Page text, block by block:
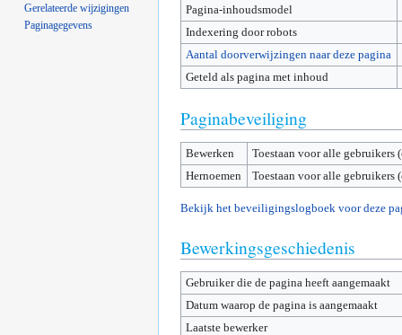
Pagina-inhoudsmodel
Indexering door robots
Aantal doorverwijzingen naar deze pagina
Geteld als pagina met inhoud
Paginabeveiliging
Bewerken
Toestaan voor alle gebruikers
Hernoemen
Toestaan voor alle gebruikers
Bekijk het beveiligingslogboek voor deze
Bewerkingsgeschiedenis
Gebruiker die de pagina heeft aangemaakt
Datum waarop de pagina is aangemaakt
Laatste bewerker
Gerelateerde wijzigingen
Paginagegevens